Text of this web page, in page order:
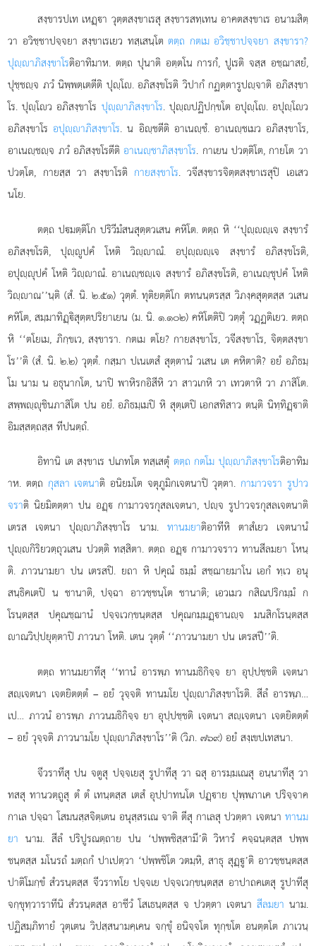
สงฺขารปเท เหฏฺา วุตฺตสงฺขาเรสุ สงฺขารสทฺเทน อาคตสงฺขาเร อนามสิตฺ
วา อวิชฺชาปจฺจยา สงฺขาเรเยว ทสฺเสนฺโตตตฺถ กตเม อวิชฺชาปจฺจยา สงฺขารา?
ปุฺาภิสงฺขาโรติอาทิมาห. ตตฺถ ปุนาติ อตฺตโน การกํ, ปูเรติ จสฺส อชฺฌาสยํ,
ปุชฺชฺจ ภวํ นิพฺพตฺเตตีติ ปุฺโ. อภิสงฺขโรติ วิปากํ กฏตฺตารูปฺจาติ อภิสงฺขา
โร. ปุฺโว อภิสงฺขาโร ปุฺาภิสงฺขาโร. ปุฺปฏิปกฺขโต อปุฺโ. อปุฺโว
อภิสงฺขาโรอปุฺาภิสงฺขาโร. น อิฺชตีติ อาเนฺชํ. อาเนฺชเมว อภิสงฺขาโร,
อาเนฺชฺจ ภวํ อภิสงฺขโรตีติอาเนฺชาภิสงฺขาโร. กาเยน ปวตฺติโต, กายโต วา
ปวตฺโต, กายสฺส วา สงฺขาโรติ กายสงฺขาโร. วจีสงฺขารจิตฺตสงฺขาเรสุปิ เอเสว
นโย.
ตตฺถ ปมตฺติโก ปริวีมํสนสุตฺตวเสน คหิโต. ตตฺถ หิ ‘‘ปุฺฺเจ สงฺขารํ
อภิสงฺขโรติ, ปุฺูปคํ โหติ วิฺาณํ. อปุฺฺเจ สงฺขารํ อภิสงฺขโรติ,
อปุฺุปคํ โหติ วิฺาณํ. อาเนฺชฺเจ สงฺขารํ อภิสงฺขโรติ, อาเนฺชุปคํ โหติ
วิฺาณ’’นฺติ (สํ. นิ. ๒.๕๑) วุตฺตํ. ทุติยตฺติโก ตทนนฺตรสฺส วิภงฺคสุตฺตสฺส วเสน
คหิโต, สมฺมาทิฏฺิสุตฺตปริยาเยน (ม. นิ. ๑.๑๐๒) คหิโตติปิ วตฺตุํ วฏฺฏติเยว. ตตฺถ
หิ ‘‘ตโยเม, ภิกฺขเว, สงฺขารา. กตเม ตโย? กายสงฺขาโร, วจีสงฺขาโร, จิตฺตสงฺขา
โร’’ติ (สํ. นิ. ๒.๒) วุตฺตํ. กสฺมา ปเนเตสํ สุตฺตานํ วเสน เต คหิตาติ? อยํ อภิธมฺ
โม นามน อธุนากโต, นาปิ พาหิรกอิสีหิ วา สาวเกหิ วา เทวตาหิ วา ภาสิโต.
สพฺพฺุชินภาสิโต ปน อยํ. อภิธมฺเมปิ หิ สุตฺเตปิ เอกสทิสาว ตนฺติ นิทฺทิฏฺาติ
อิมสฺสตฺถสฺส ทีปนตฺถํ.
อิทานิ เต สงฺขาเร ปเภทโต ทสฺเสตุํ ตตฺถ กตโม ปุฺาภิสงฺขาโรติอาทิม
าห. ตตฺถ กุสลา เจตนาติ อนิยมโต จตุภูมิกเจตนาปิ วุตฺตา. กามาวจรา รูปาว
จราติ นิยมิตตฺตา ปน อฏฺ กามาวจรกุสลเจตนา, ปฺจ รูปาวจรกุสลเจตนาติ
เตรส เจตนา ปุฺาภิสงฺขาโร นาม. ทานมยาติอาทีหิ ตาสํเยว เจตนานํ
ปุฺกิริยวตฺถุวเสน ปวตฺติ ทสฺสิตา. ตตฺถ อฏฺ กามาวจราว ทานสีลมยา โหนฺ
ติ. ภาวนามยา ปน เตรสปิ. ยถา หิ ปคุณํ ธมฺมํ สชฺฌายมาโน เอกํ ทฺเว อนุ
สนฺธิคเตปิ น ชานาติ, ปจฺฉา อาวชฺชนฺโต ชานาติ; เอวเมว กสิณปริกมฺมํ ก
โรนฺตสฺส ปคุณชฺฌานํ ปจฺจเวกฺขนฺตสฺส ปคุณกมฺมฏฺานฺจ มนสิกโรนฺตสฺส
าณวิปฺปยุตฺตาปิ ภาวนา โหติ. เตน วุตฺตํ ‘‘ภาวนามยา ปน เตรสปี’’ติ.
ตตฺถ ทานมยาทีสุ ‘‘ทานํ อารพฺภ ทานมธิกิจฺจ ยา อุปฺปชฺชติ เจตนา
สฺเจตนา เจตยิตตฺตํ – อยํ วุจฺจติ ทานมโย ปุฺาภิสงฺขาโรติ. สีลํ อารพฺภ…
เป… ภาวนํ อารพฺภ ภาวนมธิกิจฺจ ยา อุปฺปชฺชติ เจตนา สฺเจตนา เจตยิตตฺตํ
– อยํ วุจฺจติ ภาวนามโย ปุฺาภิสงฺขาโร’’ติ (วิภ. ๗๖๙) อยํ สงฺเขปเทสนา.
จีวราทีสุ ปน จตูสุ ปจฺจเยสุ รูปาทีสุ วา ฉสุ อารมฺมเณสุ อนฺนาทีสุ วา
ทสสุ ทานวตฺถูสุ ตํ ตํ เทนฺตสฺส เตสํ อุปฺปาทนโต ปฏฺาย ปุพฺพภาเค ปริจฺจาค
กาเล ปจฺฉา โสมนสฺสจิตฺเตน อนุสฺสรเณ จาติ ตีสุ กาเลสุ ปวตฺตา เจตนา ทานม
ยา นาม. สีลํ ปริปูรณตฺถาย ปน ‘ปพฺพชิสฺสามี’ติ วิหารํ คจฺฉนฺตสฺส ปพฺพ
ชนฺตสฺส มโนรถํ มตฺถกํ ปาเปตฺวา ‘ปพฺพชิโต วตมฺหิ, สาธุ สุฏฺู’ติ อาวชฺชนฺตสฺส
ปาติโมกฺขํ สํวรนฺตสฺส จีวราทโย ปจฺจเย ปจฺจเวกฺขนฺตสฺส อาปาถคเตสุ รูปาทีสุ
จกฺขุทฺวาราทีนิ สํวรนฺตสฺส อาชีวํ โสเธนฺตสฺส จ ปวตฺตา เจตนา สีลมยา นาม.
ปฏิสมฺภิทายํ วุตฺเตน วิปสฺสนามคฺเคน จกฺขุํ อนิจฺจโตทุกฺขโต อนตฺตโต ภาเวนฺ